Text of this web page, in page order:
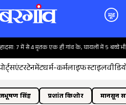
मूड
से 4 मृतक एक ही गांव के, घायलों में 5 बच्चे भी; पसरा
एंटरटेनमेंटधर्म-कर्मलाइफस्टाइल
सिंह प्रशांत किशोर मानसून